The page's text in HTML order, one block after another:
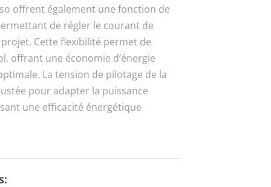
offrent également une fonction de
de régler le courant de
Cette flexibilité permet de
offrant une économie d’énergie
La tension de pilotage de la
pour adapter la puissance
une efficacité énergétique